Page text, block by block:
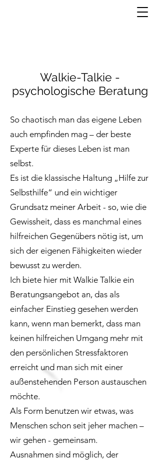
Walkie-Talkie -
psychologische Beratung
So chaotisch man das eigene Leben
auch empfinden mag – der beste
Experte für dieses Leben ist man
selbst.
Es ist die klassische Haltung „Hilfe zur
Selbsthilfe“ und ein wichtiger
Grundsatz meiner Arbeit - so, wie die
Gewissheit, dass es manchmal eines
hilfreichen Gegenübers nötig ist, um
sich der eigenen Fähigkeiten wieder
bewusst zu werden.
Ich biete hier mit Walkie Talkie ein
Beratungsangebot an, das als
einfacher Einstieg gesehen werden
kann, wenn man bemerkt, dass man
keinen hilfreichen Umgang mehr mit
den persönlichen Stressfaktoren
erreicht und man sich mit einer
außenstehenden Person austauschen
möchte.
Als Form benutzen wir etwas, was
Menschen schon seit jeher machen –
wir gehen - gemeinsam.
Ausnahmen sind möglich, der